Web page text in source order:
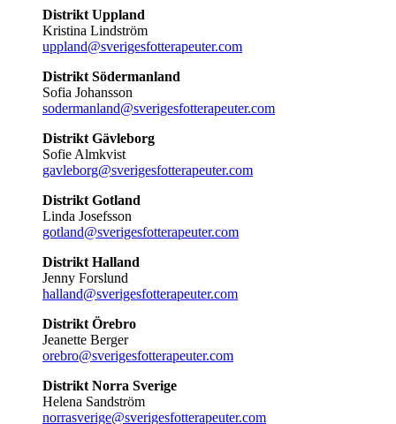
Distrikt Uppland
Kristina Lindström
uppland@sverigesfotterapeuter.com
Distrikt Södermanland
Sofia Johansson
sodermanland@sverigesfotterapeuter.com
Distrikt Gävleborg
Sofie Almkvist
gavleborg@sverigesfotterapeuter.com
Distrikt Gotland
Linda Josefsson
gotland@sverigesfotterapeuter.com
Distrikt Halland
Jenny Forslund
halland@sverigesfotterapeuter.com
Distrikt Örebro
Jeanette Berger
orebro@sverigesfotterapeuter.com
Distrikt Norra Sverige
Helena Sandström
norrasverige@sverigesfotterapeuter.com